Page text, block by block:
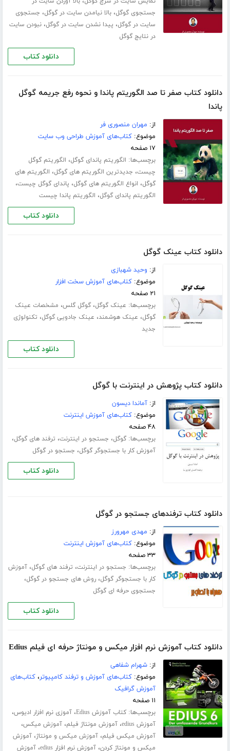
جستجوی گوگل،بالا نیامدن سایت در گوگل، جستجوی
سایت در گوگل، پیدا نشدن سایت در گوگل،نبودن سایت
در نتایج گوگل
دانلود کتاب
دانلود کتاب صفر تا صد الگوریتم پاندا و نحوه رفع جریمه گوگل
پاندا
از: مهران منصوری فر
موضوع:کتاب‌های آموزش طراحی وب سایت
۱۷ صفحه
برچسب‌ها: الگوریتم پاندای گوگل، الگوریتم گوگل
چیست، جدیدترین الگوریتم های گوگل، الگوریتم های
گوگل، انواع الگوریتم های گوگل، پاندای گوگل چیست،
الگوریتم پاندای گوگل، الگوریتم پاندا چیست
دانلود کتاب
دانلود کتاب عینک گوگل
از: وحید شهبازی
موضوع:کتاب‌های آموزش سخت افزار
۲۱ صفحه
برچسب‌ها: عینک گوگل،گوگل گلس، مشخصات عینک
گوگل، عینک هوشمند، عینک جادویی گوگل، تکنولوژی
جدید
دانلود کتاب
دانلود کتاب پژوهش در اینترنت با گوگل
از:آماندا دیسون
موضوع:کتاب‌های آموزش اینترنت
۴۸ صفحه
برچسب‌ها:گوگل، جستجو در اینترنت، ترفند های گوگل،
آموزش کار با جستجوگر گوگل، جستجو در گوگل
دانلود کتاب
دانلود کتاب ترفندهای جستجو در گوگل
از: مهدی مهرورز
موضوع:کتاب‌های آموزش اینترنت
۳۳ صفحه
برچسب‌ها: جستجو در اینترنت، ترفند های گوگل،آموزش
کار با جستجوگر گوگل،روش های جستجو در گوگل،
جستجوی حرفه ای گوگل
دانلود کتاب
دانلود کتاب آموزش نرم افزار میکس و مونتاژ حرفه ای فیلم Edius
از:شهرام شفاهی
موضوع:کتاب‌های آموزش و ترفند کامپیوتر،کتاب‌های
آموزش گرافیک
۱۱ صفحه
برچسب‌ها:کتاب آموزش Edius ،آموزی نرم افزار ادیوس،
آموزش edius ،آموزش مونتاژ فیلم،آموزش میکس،
آموزش میکس فیلم،آموزش میکس و مونتاژ،آموزش
میکس و مونتاژ کردن،آموزش نرم افزار edius ،آموزش